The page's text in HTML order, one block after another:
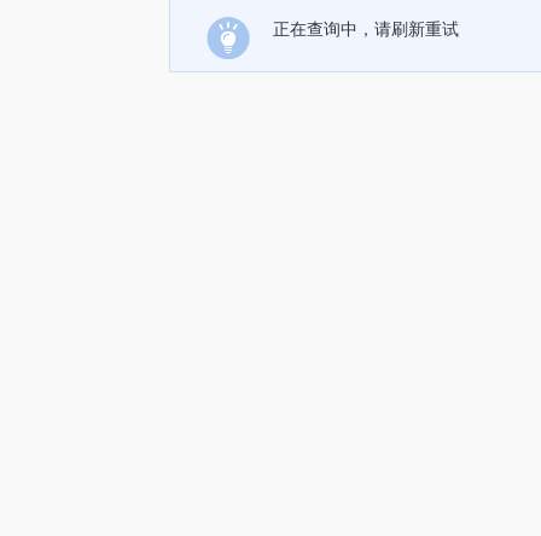
正在查询中，请刷新重试